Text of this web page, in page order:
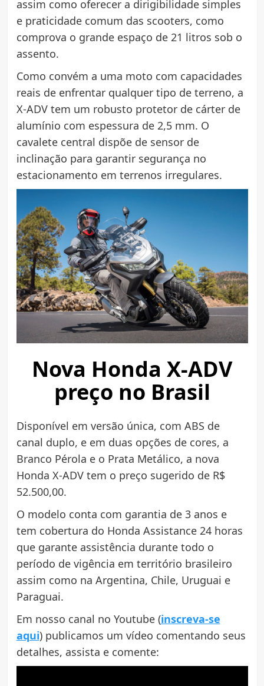
assim como oferecer a dirigibilidade simples
e praticidade comum das scooters, como
comprova o grande espaço de 21 litros sob o
assento.
Como convém a uma moto com capacidades
reais de enfrentar qualquer tipo de terreno, a
X-ADV tem um robusto protetor de cárter de
alumínio com espessura de 2,5 mm. O
cavalete central dispõe de sensor de
inclinação para garantir segurança no
estacionamento em terrenos irregulares.
Nova Honda X-ADV
preço no Brasil
Disponível em versão única, com ABS de
canal duplo, e em duas opções de cores, a
Branco Pérola e o Prata Metálico, a nova
Honda X-ADV tem o preço sugerido de R$
52.500,00.
O modelo conta com garantia de 3 anos e
tem cobertura do Honda Assistance 24 horas
que garante assistência durante todo o
período de vigência em território brasileiro
assim como na Argentina, Chile, Uruguai e
Paraguai.
Em nosso canal no Youtube (inscreva-se
aqui) publicamos um vídeo comentando seus
detalhes, assista e comente: